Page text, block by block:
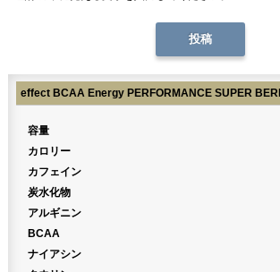
effect BCAA Energy PERFORMANCE SUPER
容量
カロリー
カフェイン
炭水化物
アルギニン
BCAA
ナイアシン